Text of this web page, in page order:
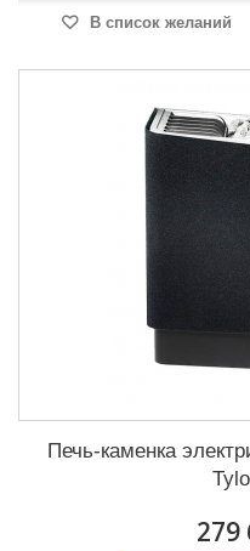
В список желаний
Печь-каменка
279